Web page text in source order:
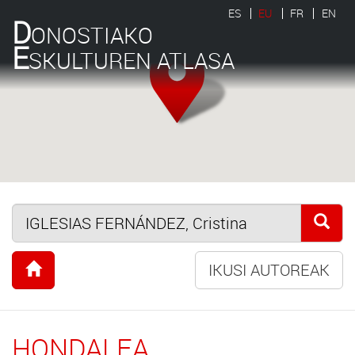
DONOSTIAKO
ESKULTUREN ATLASA
ES EU FR EN
IKUSI AUTOREAK